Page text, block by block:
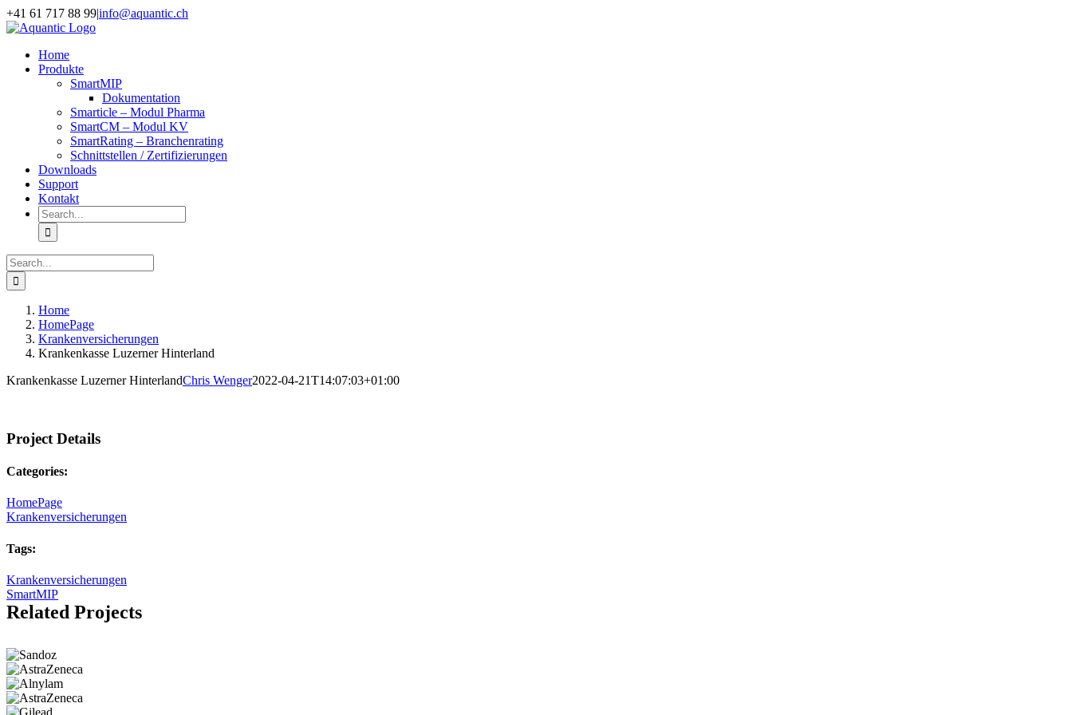
Skip
to
+41 61 717 88 99|info@aquantic.ch
Home
Produkte
SmartMIP
Dokumentation
Smarticle – Modul Pharma
SmartCM – Modul KV
SmartRating – Branchenrating
Schnittstellen / Zertifizierungen
Downloads
Support
Kontakt
Search
for:
Search
for:
Home
HomePage
Krankenversicherungen
Krankenkasse Luzerner Hinterland
Krankenkasse Luzerner HinterlandChris Wenger2022-04-21T14:07:03+01:00
Project Details
Categories:
HomePage
Krankenversicherungen
Tags:
Krankenversicherungen
SmartMIP
Related Projects